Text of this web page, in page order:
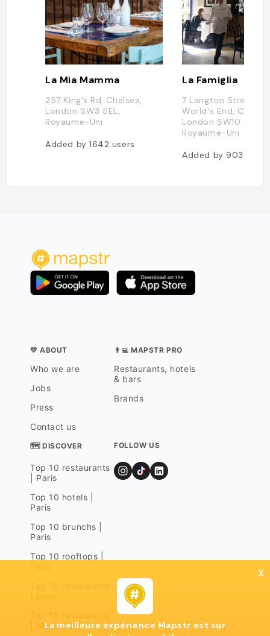
La Mia Mamma
257 King's Rd, Chelsea,
London SW3 5EL,
Royaume-Uni
Added by1642 users
La Famiglia
7 Langton Street,
World's End,
London SW10 0JL,
Royaume-Uni
Added by 903
💛 ABOUT
Who we are
Jobs
Press
Contact us
👨‍💻 MAPSTR PRO
Restaurants, hotels
& bars
Brands
🗺 DISCOVER
Top 10 restaurants
| Paris
Top 10 hotels |
Paris
Top 10 brunchs |
Paris
Top 10 rooftops |
| Marseille
FOLLOW US
x
La meilleure expérience Mapstr est sur